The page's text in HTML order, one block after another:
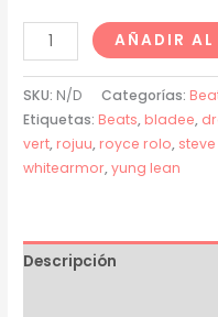
Sticky
MA
x
Duki
Type
Beat
cantidad
AÑADIR
SKU: N/D Categorías:
Etiquetas: Beats, bladee,
vert, rojuu, royce rolo,
whitearmor,yung lean
Descripción